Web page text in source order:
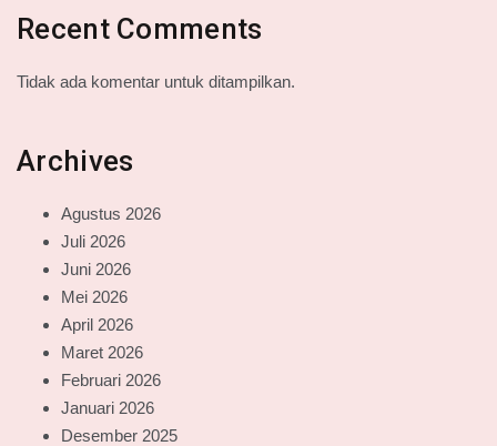
Recent Comments
Tidak ada komentar untuk ditampilkan.
Archives
Agustus 2026
Juli 2026
Juni 2026
Mei 2026
April 2026
Maret 2026
Februari 2026
Januari 2026
Desember 2025